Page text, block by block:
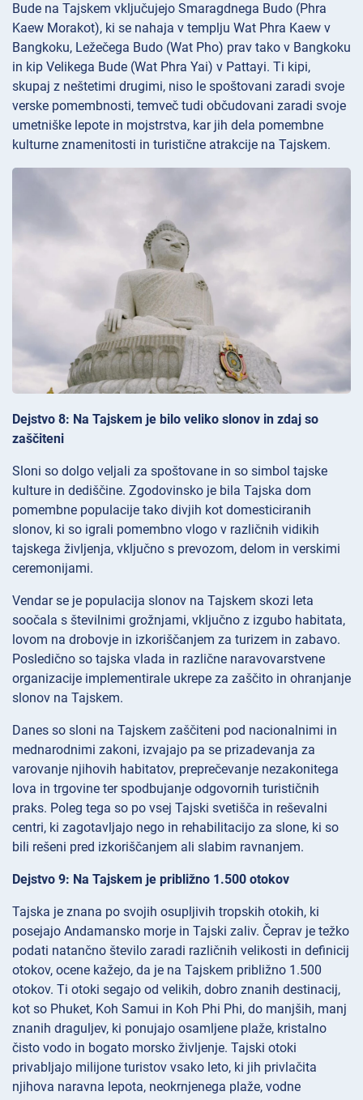
Bude na Tajskem vključujejo Smaragdnega Budo (Phra
Kaew Morakot), ki se nahaja v templju Wat Phra Kaew v
Bangkoku, Ležečega Budo (Wat Pho) prav tako v Bangkoku
in kip Velikega Bude (Wat Phra Yai) v Pattayi. Ti kipi,
skupaj z neštetimi drugimi, niso le spoštovani zaradi svoje
verske pomembnosti, temveč tudi občudovani zaradi svoje
umetniške lepote in mojstrstva, kar jih dela pomembne
kulturne znamenitosti in turistične atrakcije na Tajskem.
Dejstvo 8: Na Tajskem je bilo veliko slonov in zdaj so
zaščiteni
Sloni so dolgo veljali za spoštovane in so simbol tajske
kulture in dediščine. Zgodovinsko je bila Tajska dom
pomembne populacije tako divjih kot domesticiranih
slonov, ki so igrali pomembno vlogo v različnih vidikih
tajskega življenja, vključno s prevozom, delom in verskimi
ceremonijami.
Vendar se je populacija slonov na Tajskem skozi leta
soočala s številnimi grožnjami, vključno z izgubo habitata,
lovom na drobovje in izkoriščanjem za turizem in zabavo.
Posledično so tajska vlada in različne naravovarstvene
organizacije implementirale ukrepe za zaščito in ohranjanje
slonov na Tajskem.
Danes so sloni na Tajskem zaščiteni pod nacionalnimi in
mednarodnimi zakoni, izvajajo pa se prizadevanja za
varovanje njihovih habitatov, preprečevanje nezakonitega
lova in trgovine ter spodbujanje odgovornih turističnih
praks. Poleg tega so po vsej Tajski svetišča in reševalni
centri, ki zagotavljajo nego in rehabilitacijo za slone, ki so
bili rešeni pred izkoriščanjem ali slabim ravnanjem.
Dejstvo 9: Na Tajskem je približno 1.500 otokov
Tajska je znana po svojih osupljivih tropskih otokih, ki
posejajo Andamansko morje in Tajski zaliv. Čeprav je težko
podati natančno število zaradi različnih velikosti in definicij
otokov, ocene kažejo, da je na Tajskem približno 1.500
otokov. Ti otoki segajo od velikih, dobro znanih destinacij,
kot so Phuket, Koh Samui in Koh Phi Phi, do manjših, manj
znanih draguljev, ki ponujajo osamljene plaže, kristalno
čisto vodo in bogato morsko življenje. Tajski otoki
privabljajo milijone turistov vsako leto, ki jih privlačita
njihova naravna lepota, neokrnjenega plaže, vodne